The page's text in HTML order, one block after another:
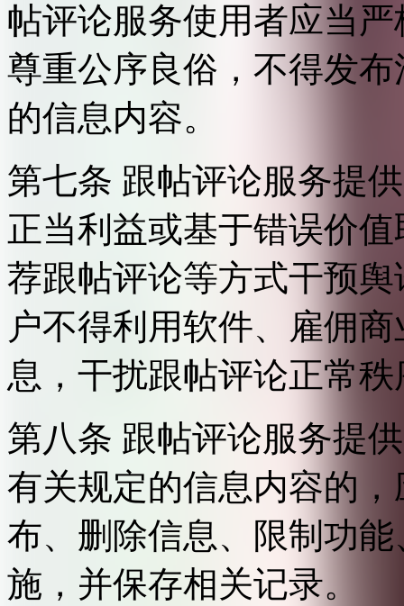
帖评论服务使用者应当
尊重公序良俗，不得发
的信息内容。
第七条 跟帖评论服务提
正当利益或基于错误价
荐跟帖评论等方式干预
户不得利用软件、雇佣
息，干扰跟帖评论正常
第八条 跟帖评论服务提
有关规定的信息内容的
布、删除信息、限制功
施，并保存相关记录。